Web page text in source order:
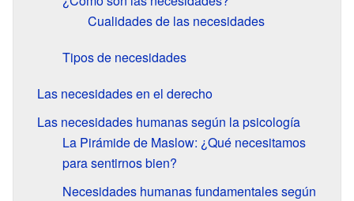
Cualidades de las necesidades
Tipos de necesidades
Las necesidades en el derecho
Las necesidades humanas según la psicología
La Pirámide de Maslow: ¿Qué necesitamos
para sentirnos bien?
Necesidades humanas fundamentales según